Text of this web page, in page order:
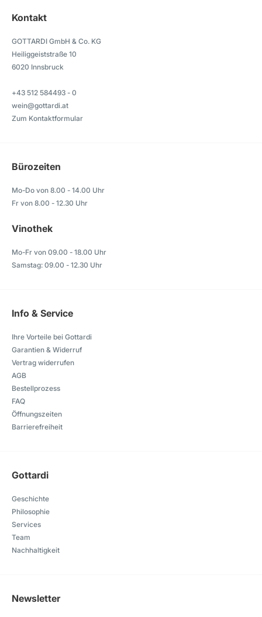
Kontakt
GOTTARDI GmbH & Co. KG
Heiliggeiststraße 10
6020 Innsbruck
+43 512 584493 - 0
wein@gottardi.at
Zum Kontaktformular
Bürozeiten
Mo-Do von 8.00 - 14.00 Uhr
Fr von 8.00 - 12.30 Uhr
Vinothek
Mo-Fr von 09.00 - 18.00 Uhr
Samstag: 09.00 - 12.30 Uhr
Info & Service
Ihre Vorteile bei Gottardi
Garantien & Widerruf
Vertrag widerrufen
AGB
Bestellprozess
FAQ
Öffnungszeiten
Barrierefreiheit
Gottardi
Geschichte
Philosophie
Services
Team
Nachhaltigkeit
Newsletter